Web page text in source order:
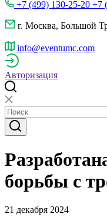
+7 (499) 130-25-20 +7
г. Москва, Большой
info@eventumc.com
Авторизация
борьбы с
21 декабря 2024